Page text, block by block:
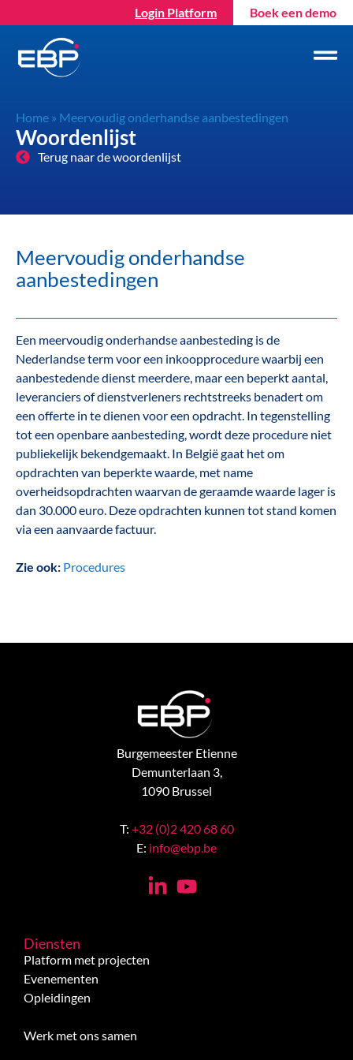
Login Platform Boek een demo
Home » Meervoudig onderhandse aanbestedingen
Woordenlijst
Terug naar de woordenlijst
Meervoudig onderhandse
aanbestedingen
Een meervoudig onderhandse aanbesteding is de
Nederlandse term voor een inkoopprocedure waarbij een
aanbestedende dienst meerdere, maar een beperkt aantal,
leveranciers of dienstverleners rechtstreeks benadert om
een offerte in te dienen voor een opdracht. In tegenstelling
tot een openbare aanbesteding, wordt deze procedure niet
publiekelijk bekendgemaakt. In België gaat het om
opdrachten van beperkte waarde, met name
overheidsopdrachten waarvan de geraamde waarde lager is
dan 30.000 euro. Deze opdrachten kunnen tot stand komen
via een aanvaarde factuur.
Zie ook: Procedures
Burgemeester Etienne
Demunterlaan 3,
1090 Brussel
T: +32 (0)2 420 68 60
E: info@ebp.be
Diensten
Platform met projecten
Evenementen
Opleidingen
Werk met ons samen